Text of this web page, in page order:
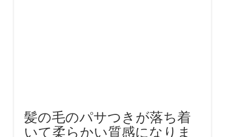
髪の毛のパサつきが落ち着
いて柔らかい質感になりま